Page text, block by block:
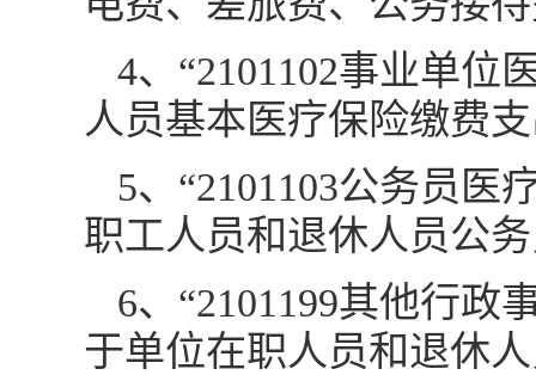
4、“2101102事业单位
人员基本医疗保险缴费
5、“2101103公务员医
职工人员和退休人员公
6、“2101199其他行政
于单位在职人员和退休